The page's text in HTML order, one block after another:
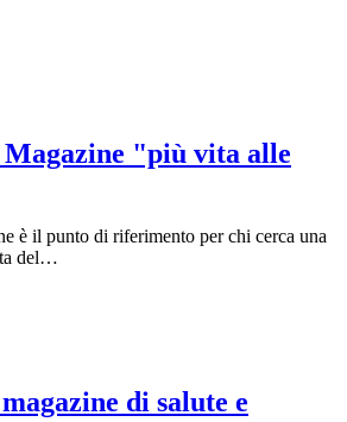
Magazine "più vita alle
è il punto di riferimento per chi cerca una
del…
di salute e